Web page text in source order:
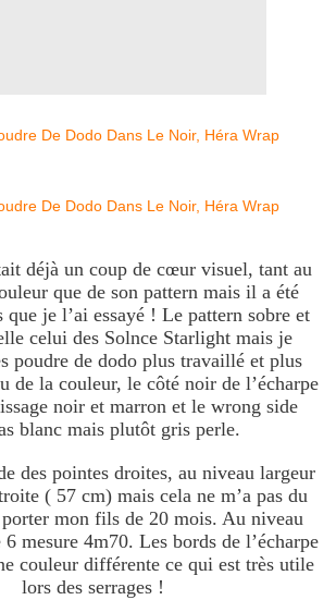
déjà un coup de cœur visuel, tant au
que de son pattern mais il a été
que je l’ai essayé ! Le pattern sobre et
celui des Solnce Starlight mais je
poudre de dodo plus travaillé et plus
de la couleur, le côté noir de l’écharpe
noir et marron et le wrong side
blanc mais plutôt gris perle.
des pointes droites, au niveau largeur
( 57 cm) mais cela ne m’a pas du
mon fils de 20 mois. Au niveau
mesure 4m70. Les bords de l’écharpe
couleur différente ce qui est très utile
lors des serrages !